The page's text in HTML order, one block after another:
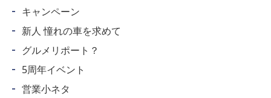
キャンペーン
新人 憧れの車を求めて
グルメリポート？
5周年イベント
営業小ネタ